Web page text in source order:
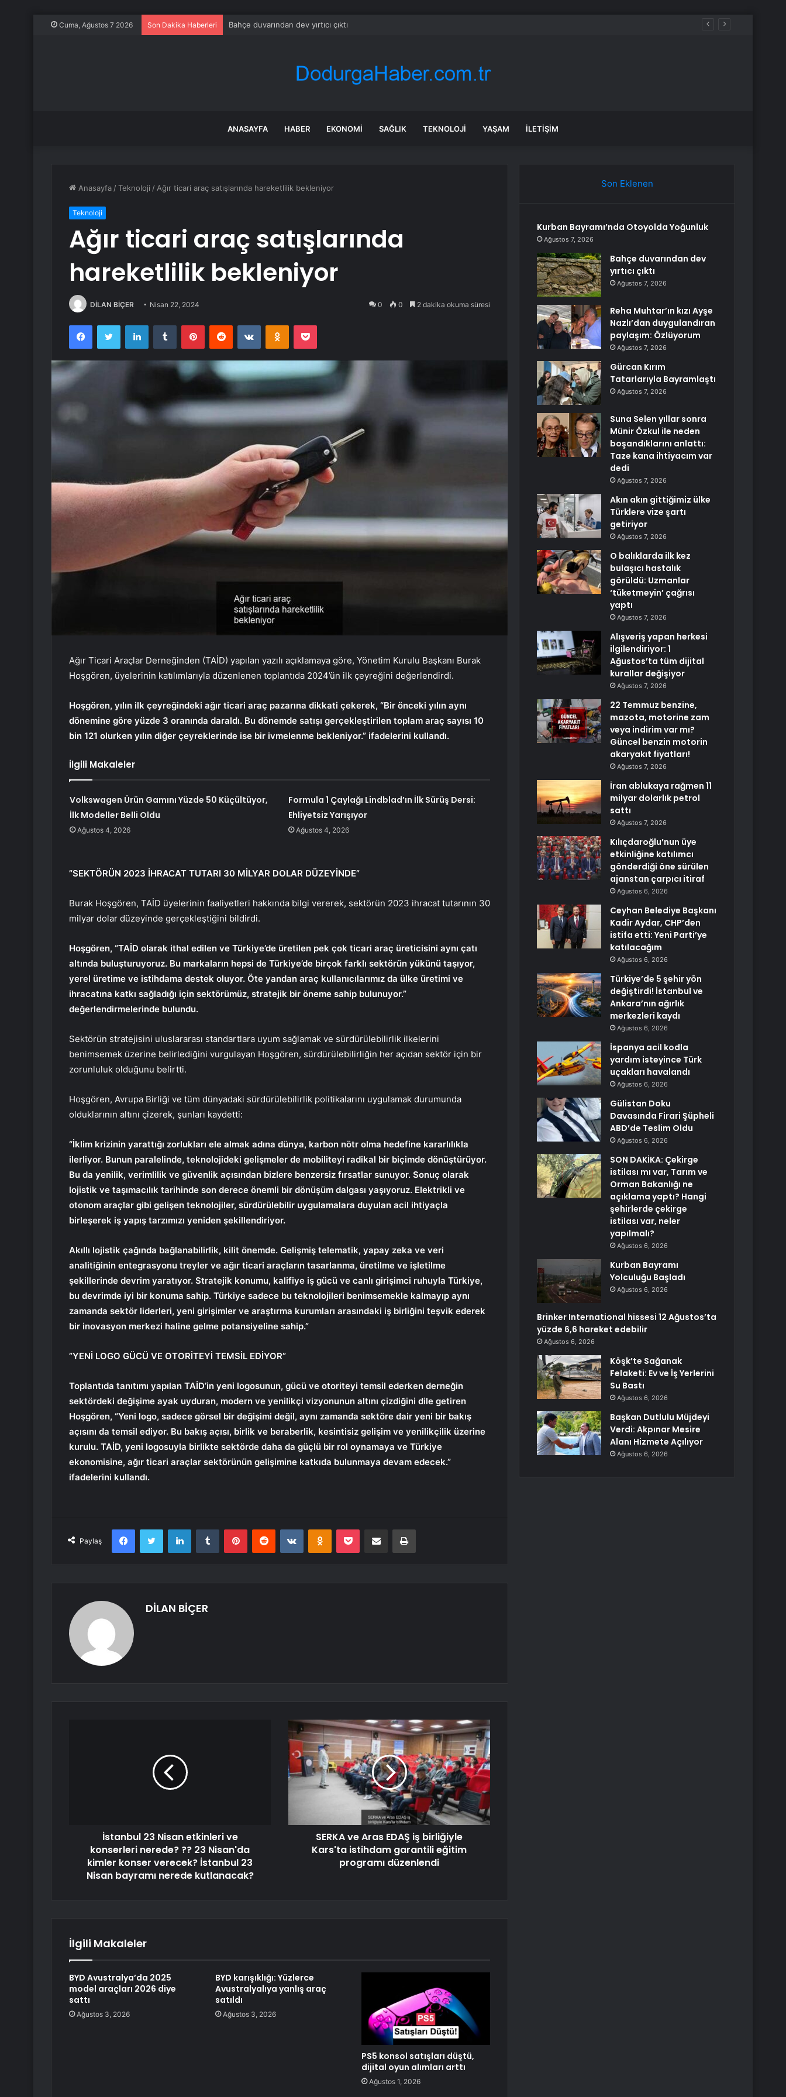
Cuma, Ağustos 7 2026 Son Dakika Haberleri Bahçe duvarından dev yırtıcı çıktı
ANASAYFA HABER EKONOMI SAĞLIK TEKNOLOJI YAŞAM İLETIŞIM
Anasayfa /Teknoloji / Ağır ticari araç satışlarında hareketlilik bekleniyor
Teknoloji
Ağır ticari araç satışlarında
hareketlilik bekleniyor
DİLAN BİÇER Nisan 22, 2024 0 0 2 dakika okuma süresi
FacebookTwitter LinkedInTumblr PinterestReddit VKontakteOdnoklassniki
Pocket
Ağır Ticari Araçlar Derneğinden (TAİD) yapılan yazılı açıklamaya göre, Yönetim Kurulu Başkanı Burak
Hoşgören, üyelerinin katılımlarıyla düzenlenen toplantıda 2024’ün ilk çeyreğini değerlendirdi.
Hoşgören, yılın ilk çeyreğindeki ağır ticari araç pazarına dikkati çekerek, “Bir önceki yılın aynı
dönemine göre yüzde 3 oranında daraldı. Bu dönemde satışı gerçekleştirilen toplam araç sayısı 10
bin 121 olurken yılın diğer çeyreklerinde ise bir ivmelenme bekleniyor.” ifadelerini kullandı.
İlgili Makaleler
Volkswagen Ürün Gamını Yüzde 50 Küçültüyor,
İlk Modeller Belli Oldu
Ağustos 4, 2026
Formula 1 Çaylağı Lindblad’ın İlk Sürüş Dersi:
Ehliyetsiz Yarışıyor
Ağustos 4, 2026
”SEKTÖRÜN 2023 İHRACAT TUTARI 30 MİLYAR DOLAR DÜZEYİNDE”
Burak Hoşgören, TAİD üyelerinin faaliyetleri hakkında bilgi vererek, sektörün 2023 ihracat tutarının 30
milyar dolar düzeyinde gerçekleştiğini bildirdi.
Hoşgören, “TAİD olarak ithal edilen ve Türkiye’de üretilen pek çok ticari araç üreticisini aynı çatı
altında buluşturuyoruz. Bu markaların hepsi de Türkiye’de birçok farklı sektörün yükünü taşıyor,
yerel üretime ve istihdama destek oluyor. Öte yandan araç kullanıcılarımız da ülke üretimi ve
ihracatına katkı sağladığı için sektörümüz, stratejik bir öneme sahip bulunuyor.”
değerlendirmelerinde bulundu.
Sektörün stratejisini uluslararası standartlara uyum sağlamak ve sürdürülebilirlik ilkelerini
benimsemek üzerine belirlediğini vurgulayan Hoşgören, sürdürülebilirliğin her açıdan sektör için bir
zorunluluk olduğunu belirtti.
Hoşgören, Avrupa Birliği ve tüm dünyadaki sürdürülebilirlik politikalarını uygulamak durumunda
olduklarının altını çizerek, şunları kaydetti:
“İklim krizinin yarattığı zorlukları ele almak adına dünya, karbon nötr olma hedefine kararlılıkla
ilerliyor. Bunun paralelinde, teknolojideki gelişmeler de mobiliteyi radikal bir biçimde dönüştürüyor.
Bu da yenilik, verimlilik ve güvenlik açısından bizlere benzersiz fırsatlar sunuyor. Sonuç olarak
lojistik ve taşımacılık tarihinde son derece önemli bir dönüşüm dalgası yaşıyoruz. Elektrikli ve
otonom araçlar gibi gelişen teknolojiler, sürdürülebilir uygulamalara duyulan acil ihtiyaçla
birleşerek iş yapış tarzımızı yeniden şekillendiriyor.
Akıllı lojistik çağında bağlanabilirlik, kilit önemde. Gelişmiş telematik, yapay zeka ve veri
analitiğinin entegrasyonu treyler ve ağır ticari araçların tasarlanma, üretilme ve işletilme
şekillerinde devrim yaratıyor. Stratejik konumu, kalifiye iş gücü ve canlı girişimci ruhuyla Türkiye,
bu devrimde iyi bir konuma sahip. Türkiye sadece bu teknolojileri benimsemekle kalmayıp aynı
zamanda sektör liderleri, yeni girişimler ve araştırma kurumları arasındaki iş birliğini teşvik ederek
bir inovasyon merkezi haline gelme potansiyeline sahip.”
”YENİ LOGO GÜCÜ VE OTORİTEYİ TEMSİL EDİYOR”
Toplantıda tanıtımı yapılan TAİD’in yeni logosunun, gücü ve otoriteyi temsil ederken derneğin
sektördeki değişime ayak uyduran, modern ve yenilikçi vizyonunun altını çizdiğini dile getiren
Hoşgören, “Yeni logo, sadece görsel bir değişimi değil, aynı zamanda sektöre dair yeni bir bakış
açısını da temsil ediyor. Bu bakış açısı, birlik ve beraberlik, kesintisiz gelişim ve yenilikçilik üzerine
kurulu. TAİD, yeni logosuyla birlikte sektörde daha da güçlü bir rol oynamaya ve Türkiye
ekonomisine, ağır ticari araçlar sektörünün gelişimine katkıda bulunmaya devam edecek.”
ifadelerini kullandı.
Paylaş
FacebookTwitter LinkedInTumblr PinterestReddit VKontakteOdnoklassniki
Pocket E-Posta ile paylaş Yazdır
DİLAN BİÇER
İstanbul 23 Nisan etkinleri ve
konserleri nerede? ?? 23 Nisan'da
kimler konser verecek? İstanbul 23
Nisan bayramı nerede kutlanacak?
SERKA ve Aras EDAŞ iş birliğiyle
Kars'ta istihdam garantili eğitim
programı düzenlendi
İlgili Makaleler
BYD Avustralya’da 2025
model araçları 2026 diye
sattı
Ağustos 3, 2026
BYD karışıklığı: Yüzlerce
Avustralyalıya yanlış araç
satıldı
Ağustos 3, 2026
PS5 konsol satışları düştü,
dijital oyun alımları arttı
Ağustos 1, 2026
Son Eklenen
Kurban Bayramı’nda Otoyolda Yoğunluk
Ağustos 7, 2026
Bahçe duvarından dev
yırtıcı çıktı
Ağustos 7, 2026
Reha Muhtar’ın kızı Ayşe
Nazlı’dan duygulandıran
paylaşım: Özlüyorum
Ağustos 7, 2026
Gürcan Kırım
Tatarlarıyla Bayramlaştı
Ağustos 7, 2026
Suna Selen yıllar sonra
Münir Özkul ile neden
boşandıklarını anlattı:
Taze kana ihtiyacım var
dedi
Ağustos 7, 2026
Akın akın gittiğimiz ülke
Türklere vize şartı
getiriyor
Ağustos 7, 2026
O balıklarda ilk kez
bulaşıcı hastalık
görüldü: Uzmanlar
‘tüketmeyin’ çağrısı
yaptı
Ağustos 7, 2026
Alışveriş yapan herkesi
ilgilendiriyor: 1
Ağustos’ta tüm dijital
kurallar değişiyor
Ağustos 7, 2026
22 Temmuz benzine,
mazota, motorine zam
veya indirim var mı?
Güncel benzin motorin
akaryakıt fiyatları!
Ağustos 7, 2026
İran ablukaya rağmen 11
milyar dolarlık petrol
sattı
Ağustos 7, 2026
Kılıçdaroğlu’nun üye
etkinliğine katılımcı
gönderdiği öne sürülen
ajanstan çarpıcı itiraf
Ağustos 6, 2026
Ceyhan Belediye Başkanı
Kadir Aydar, CHP’den
istifa etti: Yeni Parti’ye
katılacağım
Ağustos 6, 2026
Türkiye’de 5 şehir yön
değiştirdi! İstanbul ve
Ankara’nın ağırlık
merkezleri kaydı
Ağustos 6, 2026
İspanya acil kodla
yardım isteyince Türk
uçakları havalandı
Ağustos 6, 2026
Gülistan Doku
Davasında Firari Şüpheli
ABD’de Teslim Oldu
Ağustos 6, 2026
SON DAKİKA: Çekirge
istilası mı var, Tarım ve
Orman Bakanlığı ne
açıklama yaptı? Hangi
şehirlerde çekirge
istilası var, neler
yapılmalı?
Ağustos 6, 2026
Kurban Bayramı
Yolculuğu Başladı
Ağustos 6, 2026
Brinker International hissesi 12 Ağustos’ta
yüzde 6,6 hareket edebilir
Ağustos 6, 2026
Köşk’te Sağanak
Felaketi: Ev ve İş Yerlerini
Su Bastı
Ağustos 6, 2026
Başkan Dutlulu Müjdeyi
Verdi: Akpınar Mesire
Alanı Hizmete Açılıyor
Ağustos 6, 2026